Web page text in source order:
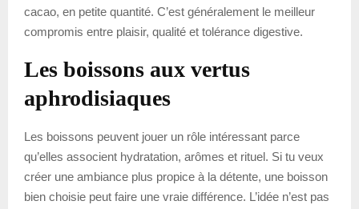
cacao, en petite quantité. C’est généralement le meilleur
compromis entre plaisir, qualité et tolérance digestive.
Les boissons aux vertus
aphrodisiaques
Les boissons peuvent jouer un rôle intéressant parce
qu’elles associent hydratation, arômes et rituel. Si tu veux
créer une ambiance plus propice à la détente, une boisson
bien choisie peut faire une vraie différence. L’idée n’est pas